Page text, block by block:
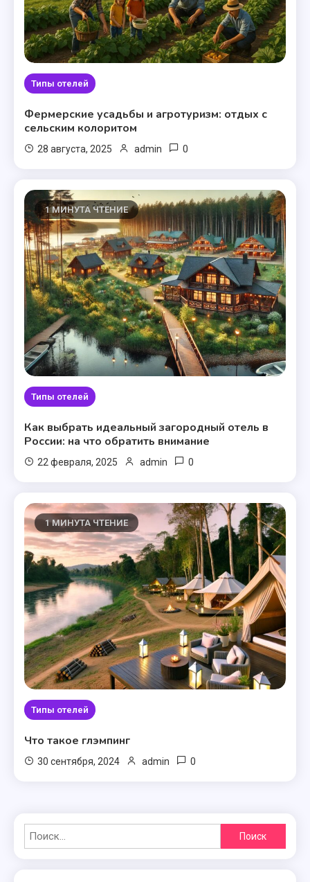
Типы отелей
Фермерские усадьбы и агротуризм: отдых с
сельским колоритом
28 августа, 2025 admin 0
1 МИНУТА ЧТЕНИЕ
Типы отелей
Как выбрать идеальный загородный отель в
России: на что обратить внимание
22 февраля, 2025 admin 0
1 МИНУТА ЧТЕНИЕ
Типы отелей
Что такое глэмпинг
30 сентября, 2024 admin 0
Найти: